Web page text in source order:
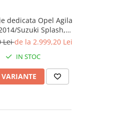
dedicata Opel Agila
Suzuki Splash,
RAM 256GB ROM,
QLED, 9", DSP,
Android Auto,
Youtube, Waze
Leide la 2.999,20 Lei
IN STOC